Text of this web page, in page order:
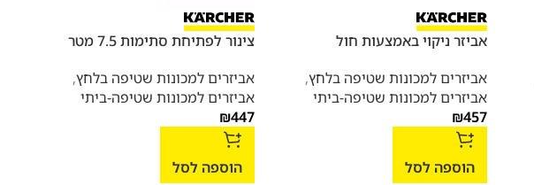
אביזר ניקוי באמצעות חול
אביזרים למכונות שטיפה בלחץ,
אביזרים למכונות שטיפה-ביתי
₪457
הוספה לסל
צינור לפתיחת סתימות 7.5 מטר
אביזרים למכונות שטיפה בלחץ,
אביזרים למכונות שטיפה-ביתי
₪447
הוספה לסל